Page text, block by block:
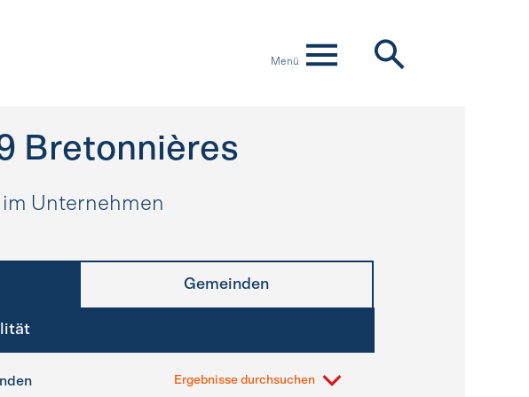
Menü
Bretonnières
Unternehmen
Gemeinden
Ergebnisse durchsuchen